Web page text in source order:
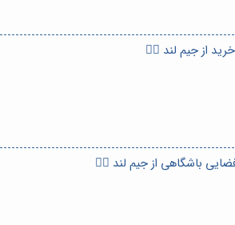
از جیم لند 🏃‍♀️
باشگاهی از جیم لند 🏋️‍♀️